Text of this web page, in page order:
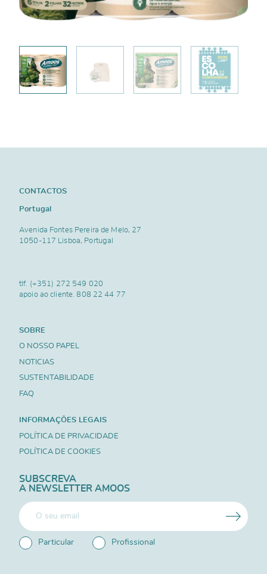
CONTACTOS
Portugal
Avenida Fontes Pereira de Melo, 27
1050-117 Lisboa, Portugal
tlf. (+351) 272 549 020
apoio ao cliente.808 22 44 77
SOBRE
O NOSSO PAPEL
NOTICIAS
SUSTENTABILIDADE
FAQ
INFORMAÇÕES LEGAIS
POLÍTICA DE PRIVACIDADE
POLÍTICA DE COOKIES
SUBSCREVA
A NEWSLETTER AMOOS
Particular Profissional